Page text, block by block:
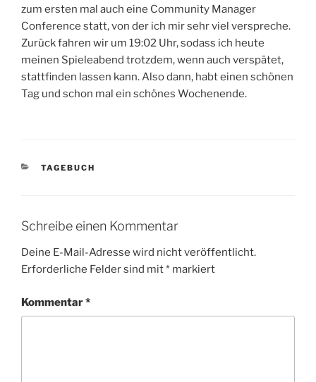
zum ersten mal auch eine Community Manager
Conference statt, von der ich mir sehr viel verspreche.
Zurück fahren wir um 19:02 Uhr, sodass ich heute
meinen Spieleabend trotzdem, wenn auch verspätet,
stattfinden lassen kann. Also dann, habt einen schönen
Tag und schon mal ein schönes Wochenende.
KATEGORIEN
TAGEBUCH
Schreibe einen Kommentar
Deine E-Mail-Adresse wird nicht veröffentlicht.
Erforderliche Felder sind mit* markiert
Kommentar*